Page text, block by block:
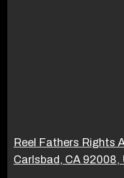
Reel Fathers Rights
Carlsbad, CA